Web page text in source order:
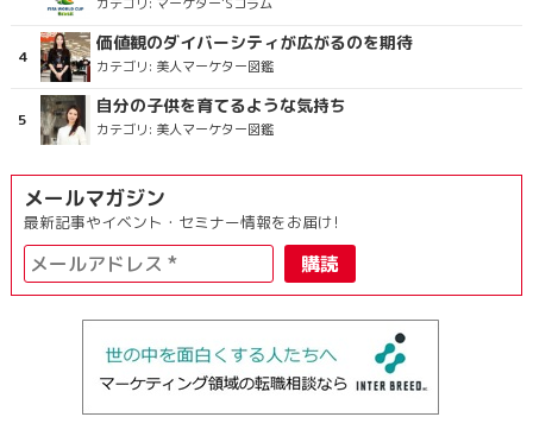
価値観のダイバーシティが広がるのを期待
カテゴリ: 美人マーケター図鑑
自分の子供を育てるような気持ち
カテゴリ: 美人マーケター図鑑
メールマガジン
最新記事やイベント・セミナー情報をお届け!